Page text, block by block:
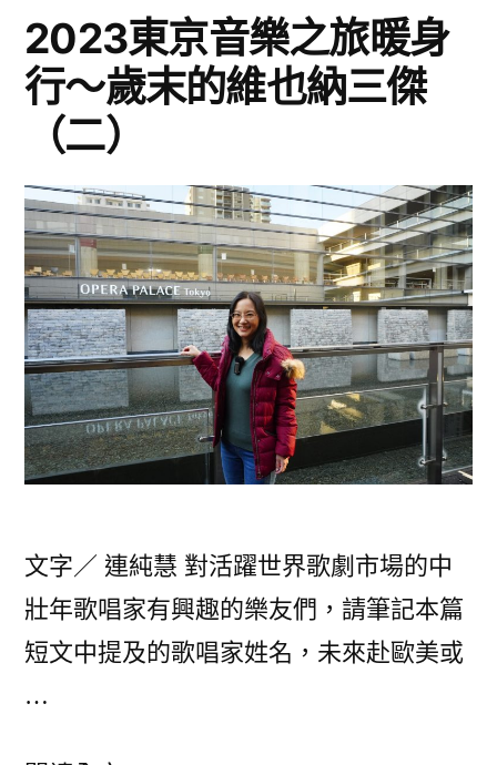
實】〉
2023東京音樂之旅暖身
行〜歲末的維也納三傑
（二）
文字／ 連純慧 對活躍世界歌劇市場的中
壯年歌唱家有興趣的樂友們，請筆記本篇
短文中提及的歌唱家姓名，未來赴歐美或
…